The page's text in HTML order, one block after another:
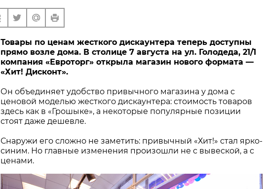
Товары по ценам жесткого дискаунтера теперь доступны
прямо возле дома. В столице 7 августа на ул. Голодеда, 21/1
компания «Евроторг» открыла магазин нового формата —
«Хит! Дисконт».
Он объединяет удобство привычного магазина у дома с
ценовой моделью жесткого дискаунтера: стоимость товаров
здесь как в «Грошыке», а некоторые популярные позиции
стоят даже дешевле.
Снаружи его сложно не заметить: привычный «Хит!» стал ярко-
синим. Но главные изменения произошли не с вывеской, а с
ценами.